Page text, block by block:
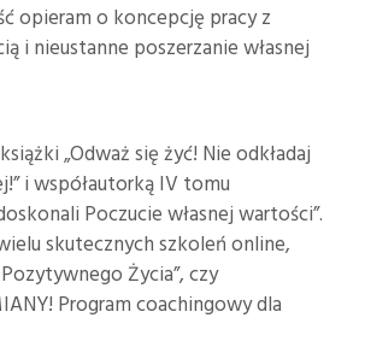
opieram o koncepcję pracy z
i nieustanne poszerzanie własnej
„Odważ się żyć! Nie odkładaj
i współautorką IV tomu
Poczucie własnej wartości”.
skutecznych szkoleń online,
Życia”, czy
Program coachingowy dla